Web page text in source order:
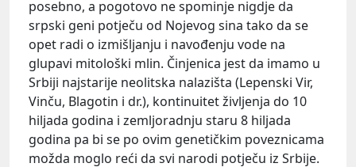
posebno, a pogotovo ne spominje nigdje da
srpski geni potječu od Nojevog sina tako da se
opet radi o izmišljanju i navođenju vode na
glupavi mitološki mlin. Činjenica jest da imamo u
Srbiji najstarije neolitska nalazišta (Lepenski Vir,
Vinču, Blagotin i dr.), kontinuitet življenja do 10
hiljada godina i zemljoradnju staru 8 hiljada
godina pa bi se po ovim genetičkim poveznicama
možda moglo reći da svi narodi potječu iz Srbije.